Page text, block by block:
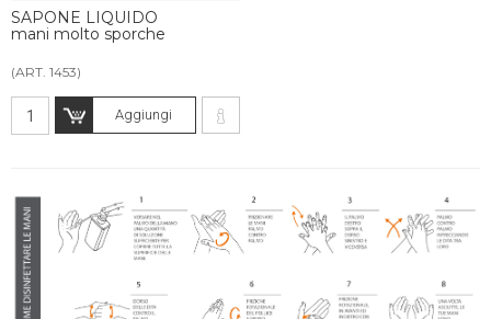
SAPONE LIQUIDO
mani molto sporche
(ART. 1453)
Aggiungi